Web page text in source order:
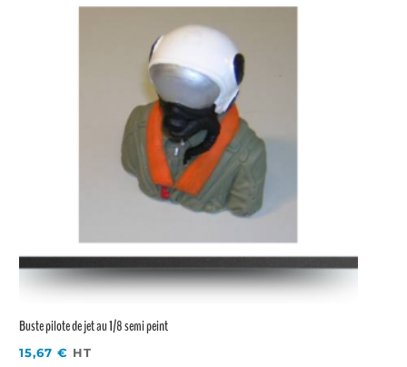
Buste pilote de jet au 1/8 semi peint
15,67€ HT